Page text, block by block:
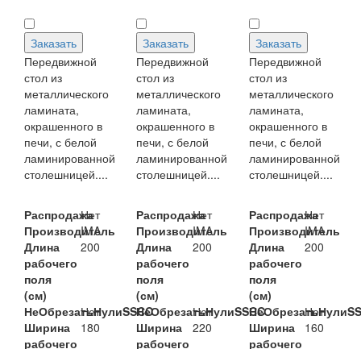
Заказать
Передвижной
стол из
металлического
ламината,
окрашенного в
печи, с белой
ламинированной
столешницей....
Распродажа
Нет
Производитель
IMA
Длина
рабочего
поля
(см)
200
НеОбрезатьНулиSSCC
Нет
Ширина
рабочего
180
Заказать
Передвижной
стол из
металлического
ламината,
окрашенного в
печи, с белой
ламинированной
столешницей....
Распродажа
Нет
Производитель
IMA
Длина
рабочего
поля
(см)
200
НеОбрезатьНулиSSCC
Нет
Ширина
рабочего
220
Заказать
Передвижной
стол из
металлического
ламината,
окрашенного в
печи, с белой
ламинированной
столешницей....
Распродажа
Нет
Производитель
IMA
Длина
рабочего
поля
(см)
200
Нет
Ширина
рабочего
160